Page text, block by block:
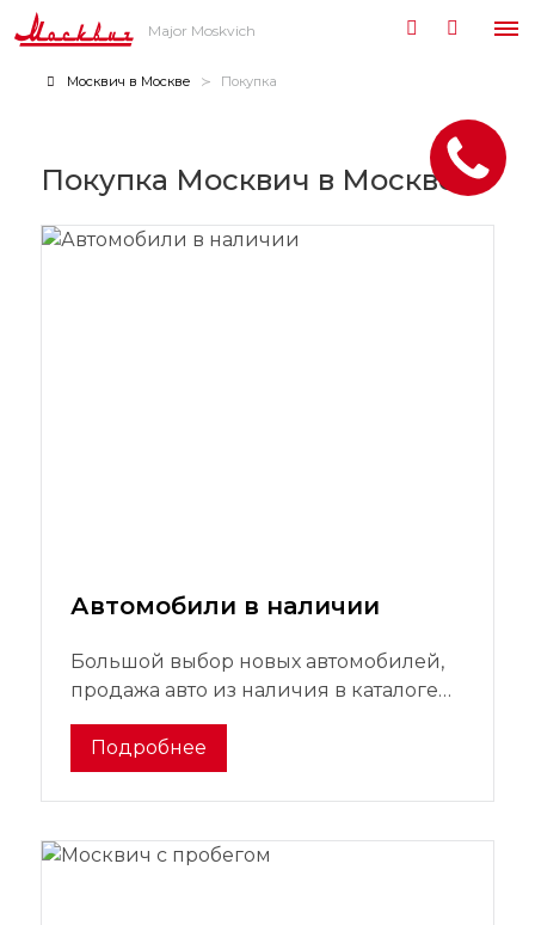
Major Moskvich
Москвич в Москве Покупка
Покупка Москвич в Москве
Автомобили в наличии
Большой выбор новых автомобилей,
продажа авто из наличия в каталоге
официального дилерского центра
Подробнее